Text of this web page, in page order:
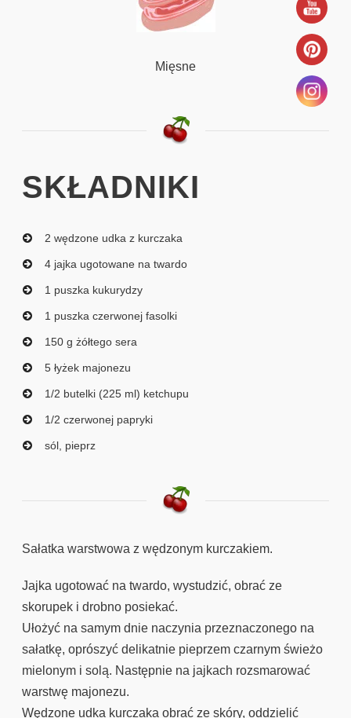
Mięsne
SKŁADNIKI
2 wędzone udka z kurczaka
4 jajka ugotowane na twardo
1 puszka kukurydzy
1 puszka czerwonej fasolki
150 g żółtego sera
5 łyżek majonezu
1/2 butelki (225 ml) ketchupu
1/2 czerwonej papryki
sól, pieprz
Sałatka warstwowa z wędzonym kurczakiem.
Jajka ugotować na twardo, wystudzić, obrać ze
skorupek i drobno posiekać.
Ułożyć na samym dnie naczynia przeznaczonego na
sałatkę, oprószyć delikatnie pieprzem czarnym świeżo
mielonym i solą. Następnie na jajkach rozsmarować
warstwę majonezu.
Wędzone udka kurczaka obrać ze skóry, oddzielić